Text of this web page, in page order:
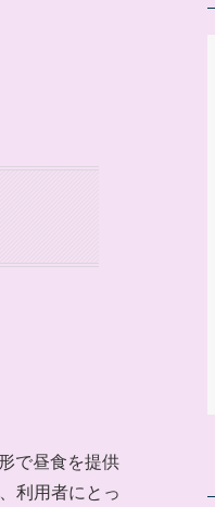
で昼食を提供
利用者にとっ